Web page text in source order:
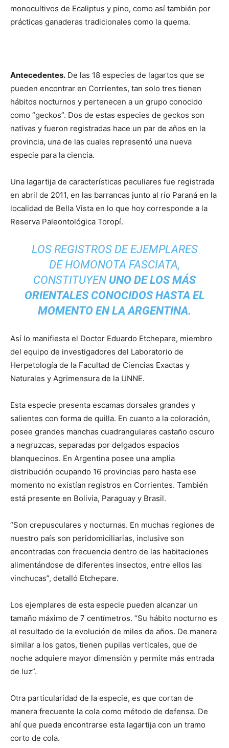
monocultivos de Ecaliptus y pino, como así también por
prácticas ganaderas tradicionales como la quema.
Antecedentes. De las 18 especies de lagartos que se
pueden encontrar en Corrientes, tan solo tres tienen
hábitos nocturnos y pertenecen a un grupo conocido
como “geckos”. Dos de estas especies de geckos son
nativas y fueron registradas hace un par de años en la
provincia, una de las cuales representó una nueva
especie para la ciencia.
Una lagartija de características peculiares fue registrada
en abril de 2011, en las barrancas junto al río Paraná en la
localidad de Bella Vista en lo que hoy corresponde a la
Reserva Paleontológica Toropí.
LOS REGISTROS DE EJEMPLARES
DEHOMONOTA FASCIATA,
CONSTITUYEN UNO DE LOS MÁS
ORIENTALES CONOCIDOS HASTA EL
MOMENTO EN LA ARGENTINA.
Así lo manifiesta el Doctor Eduardo Etchepare, miembro
del equipo de investigadores del Laboratorio de
Herpetología de la Facultad de Ciencias Exactas y
Naturales y Agrimensura de la UNNE.
Esta especie presenta escamas dorsales grandes y
salientes con forma de quilla. En cuanto a la coloración,
posee grandes manchas cuadrangulares castaño oscuro
a negruzcas, separadas por delgados espacios
blanquecinos. En Argentina posee una amplia
distribución ocupando 16 provincias pero hasta ese
momento no existían registros en Corrientes. También
está presente en Bolivia, Paraguay y Brasil.
“Son crepusculares y nocturnas. En muchas regiones de
nuestro país son peridomiciliarias, inclusive son
encontradas con frecuencia dentro de las habitaciones
alimentándose de diferentes insectos, entre ellos las
vinchucas”, detalló Etchepare.
Los ejemplares de esta especie pueden alcanzar un
tamaño máximo de 7 centímetros. “Su hábito nocturno es
el resultado de la evolución de miles de años. De manera
similar a los gatos, tienen pupilas verticales, que de
noche adquiere mayor dimensión y permite más entrada
de luz”.
Otra particularidad de la especie, es que cortan de
manera frecuente la cola como método de defensa. De
ahí que pueda encontrarse esta lagartija con un tramo
corto de cola.